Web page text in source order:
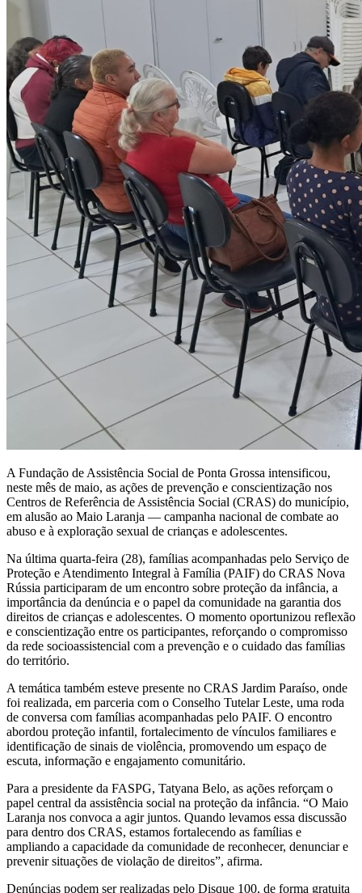
A Fundação de Assistência Social de Ponta Grossa intensificou,
neste mês de maio, as ações de prevenção e conscientização nos
Centros de Referência de Assistência Social (CRAS) do município,
em alusão ao Maio Laranja — campanha nacional de combate ao
abuso e à exploração sexual de crianças e adolescentes.
Na última quarta-feira (28), famílias acompanhadas pelo Serviço de
Proteção e Atendimento Integral à Família (PAIF) do CRAS Nova
Rússia participaram de um encontro sobre proteção da infância, a
importância da denúncia e o papel da comunidade na garantia dos
direitos de crianças e adolescentes. O momento oportunizou reflexão
e conscientização entre os participantes, reforçando o compromisso
da rede socioassistencial com a prevenção e o cuidado das famílias
do território.
A temática também esteve presente no CRAS Jardim Paraíso, onde
foi realizada, em parceria com o Conselho Tutelar Leste, uma roda
de conversa com famílias acompanhadas pelo PAIF. O encontro
abordou proteção infantil, fortalecimento de vínculos familiares e
identificação de sinais de violência, promovendo um espaço de
escuta, informação e engajamento comunitário.
Para a presidente da FASPG, Tatyana Belo, as ações reforçam o
papel central da assistência social na proteção da infância. “O Maio
Laranja nos convoca a agir juntos. Quando levamos essa discussão
para dentro dos CRAS, estamos fortalecendo as famílias e
ampliando a capacidade da comunidade de reconhecer, denunciar e
prevenir situações de violação de direitos”, afirma.
Denúncias podem ser realizadas pelo Disque 100, de forma gratuita